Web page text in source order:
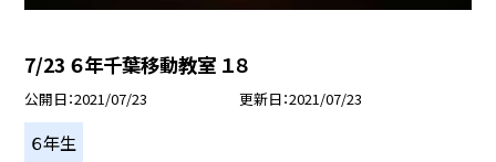
7/23 ６年千葉移動教室 １８
公開日 2021/07/23 更新日 2021/07/23
６年生